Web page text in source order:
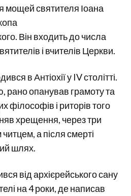
мощей святителя Іоана
Він входить до числа
і вчителів Церкви.
в Антіохії у IV столітті.
рано опанував грамоту та
філософів і риторів того
хрещення, через три
а після смерті
шлях.
від архієрейського сану
на 4 роки, де написав